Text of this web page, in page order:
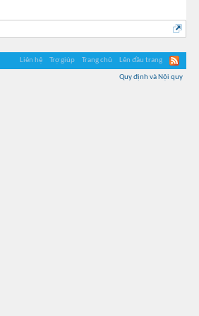
Liên hệ Trợ giúp Trang chủ Lên đầu trang
Quy định và Nội quy